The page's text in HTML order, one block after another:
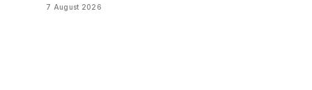
7 August 2026